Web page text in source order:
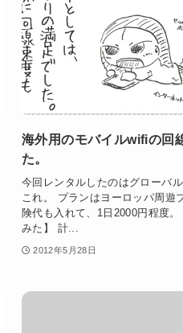
海外用のモバイルwifiの回
た。
今回レンタルしたのはグローバ
これ。 プランはヨーロッパ周遊
険代も入れて、1日2000円程度
みた】 計...
2012年5月28日